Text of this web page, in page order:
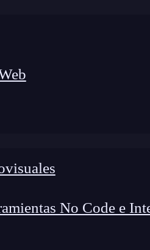
No Code e
en el desarrollo de talento y el análisis